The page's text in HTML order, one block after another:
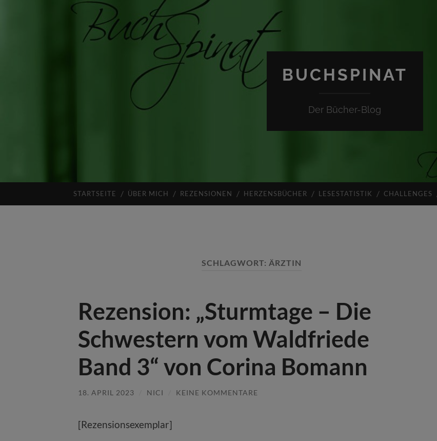
BUCHSPINAT
Der Bücher-Blog
STARTSEITE ÜBER MICH REZENSIONEN HERZENSBÜCHER LESESTATISTIK CHALLENGES
SCHLAGWORT: ÄRZTIN
Rezension: „Sturmtage – Die
Schwestern vom Waldfriede
Band 3“ von Corina Bomann
18. APRIL 2023 NICI KEINE KOMMENTARE
[Rezensionsexemplar]